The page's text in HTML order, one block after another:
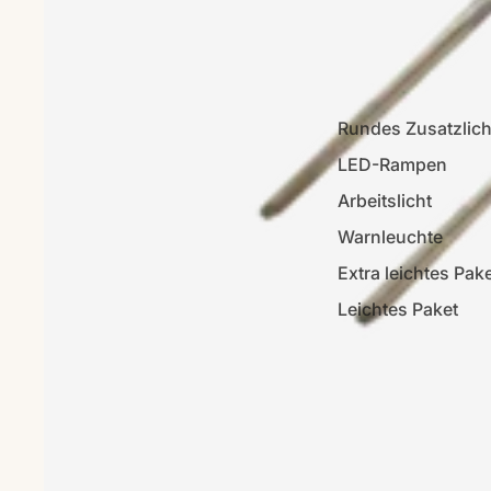
Rundes
LED-Rampen
Arbeitslicht
Warnleuchte
Extra leichtes
Leichtes Paket